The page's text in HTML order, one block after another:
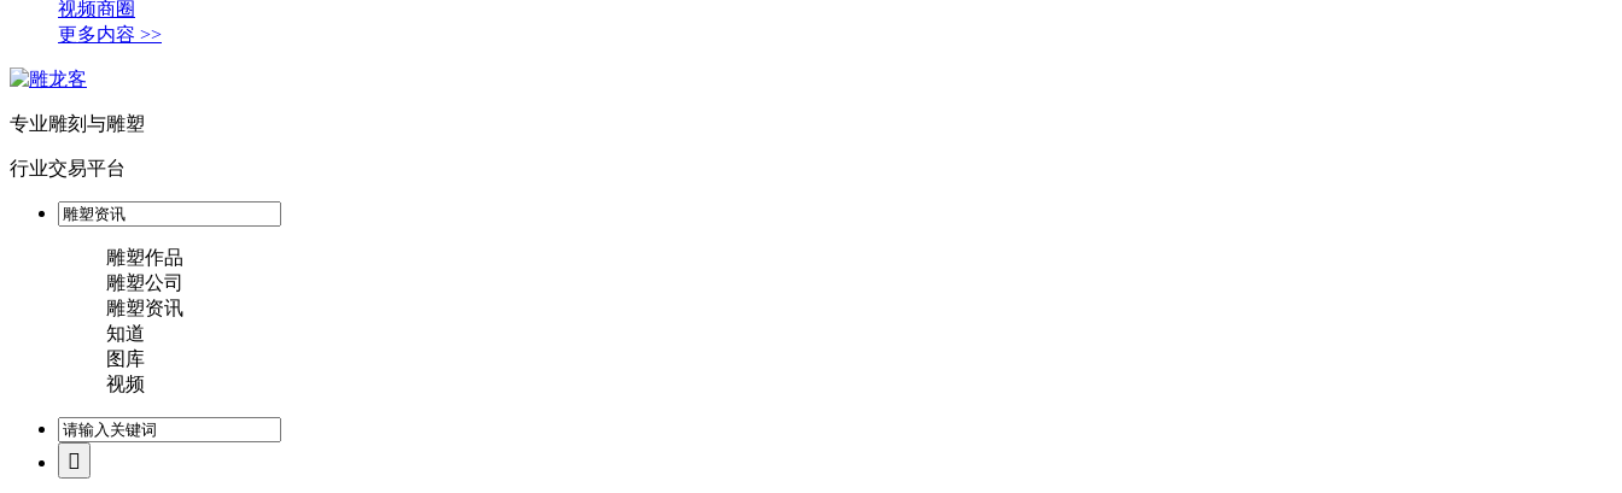
视频商圈
更多内容 >>
专业雕刻与雕塑
行业交易平台
雕塑作品
雕塑公司
雕塑资讯
知道
图库
视频